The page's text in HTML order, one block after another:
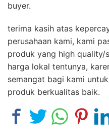
buyer.
terima kasih atas
perusahaan kami, kami
produk yang high
harga lokal tentunya,
semangat bagi kami
produk berkualitas baik.